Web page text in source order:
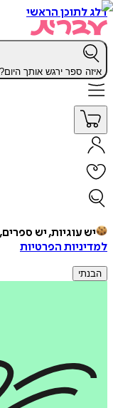
דלג לתוכן הראשי
איזה ספר ירגש אותך היום?
יש עוגיות, יש
למדיניות הפרטיות
הבנתי